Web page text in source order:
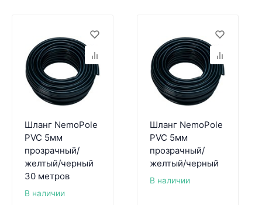
Шланг NemoPole
PVC 5мм
прозрачный/
желтый/черный
30 метров
В наличии
Шланг NemoPole
PVC 5мм
прозрачный/
желтый/черный
В наличии